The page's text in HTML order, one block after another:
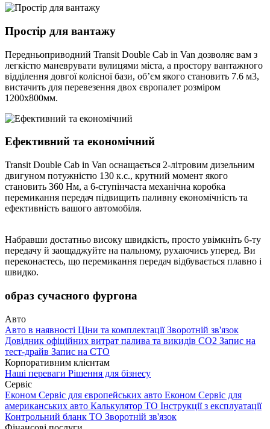
Простір для вантажу
Передньоприводний Transit Double Cab in Van дозволяє вам з
легкістю маневрувати вулицями міста, а простору вантажного
відділення довгої колісної бази, об’єм якого становить 7.6 м3,
вистачить для перевезення двох європалет розміром
1200х800мм.
Ефективний та економічний
Transit Double Cab in Van оснащається 2-літровим дизельним
двигуном потужністю 130 к.с., крутний момент якого
становить 360 Нм, а 6-ступінчаста механічна коробка
перемикання передач підвищить паливну економічність та
ефективність вашого автомобіля.
Набравши достатньо високу швидкість, просто увімкніть 6-ту
передачу й заощаджуйте на пальному, рухаючись уперед. Ви
переконаєтесь, що перемикання передач відбувається плавно і
швидко.
образ сучасного фургона
Авто
Авто в наявності Ціни та комплектаціїЗворотній зв'язок
Довідник офіційних витрат палива та викидів СО2 Запис на
тест-драйв Запис на СТО
Корпоративним клієнтам
Наші переваги Рішення для бізнесу
Сервіс
Економ Сервіс для європейських авто Економ Сервіс для
американських авто Калькулятор ТО Інструкції з експлуатації
Контрольний бланк ТО Зворотній зв'язок